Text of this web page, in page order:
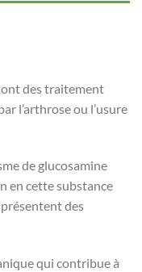
des traitement
l’arthrose ou l’usure
de glucosamine
en cette substance
des
qui contribue à